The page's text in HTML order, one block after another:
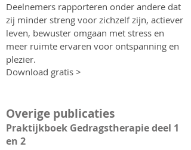
Deelnemers rapporteren onder andere dat
zij minder streng voor zichzelf zijn, actiever
leven, bewuster omgaan met stress en
meer ruimte ervaren voor ontspanning en
plezier.
Download gratis >
Overige publicaties
Praktijkboek Gedragstherapie deel 1
en 2